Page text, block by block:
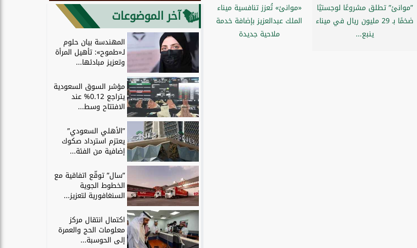
”موانئ” تطلق مشروعًا لوجستيًا
ضخمًا بـ 29 مليون ريال في ميناء
ينبع...
«موانئ» تُعزز تنافسية ميناء
الملك عبدالعزيز بإضافة خدمة
ملاحية جديدة
آخر الموضوعات
المهندسة بيان حلوم
لـ«طموح»: تأهيل المرأة
وتعزيز مبادئها...
مؤشر السوق السعودية
يتراجع 0.12% عند
الافتتاح وسط...
”الأهلي السعودي”
يعتزم استرداد صكوك
إضافية من الفئة...
”سال” توقّع اتفاقية مع
الخطوط الجوية
السنغافورية لتعزيز...
اكتمال انتقال مركز
معلومات الحج والعمرة
إلى الحوسبة...